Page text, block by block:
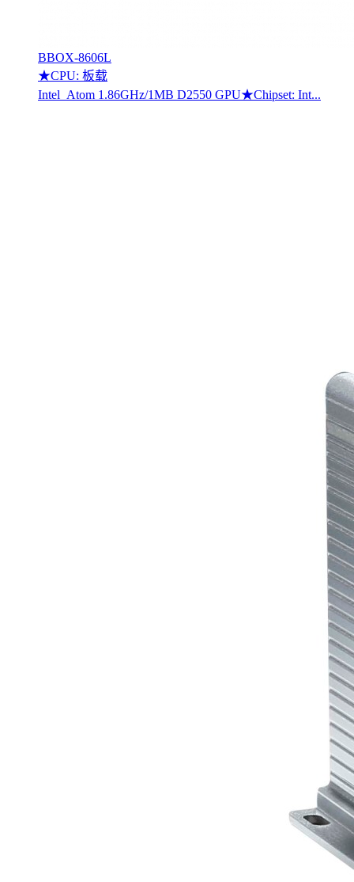
BBOX-8606L
★CPU: 板载
Intel Atom 1.86GHz/1MB D2550 GPU★Chipset: Int...